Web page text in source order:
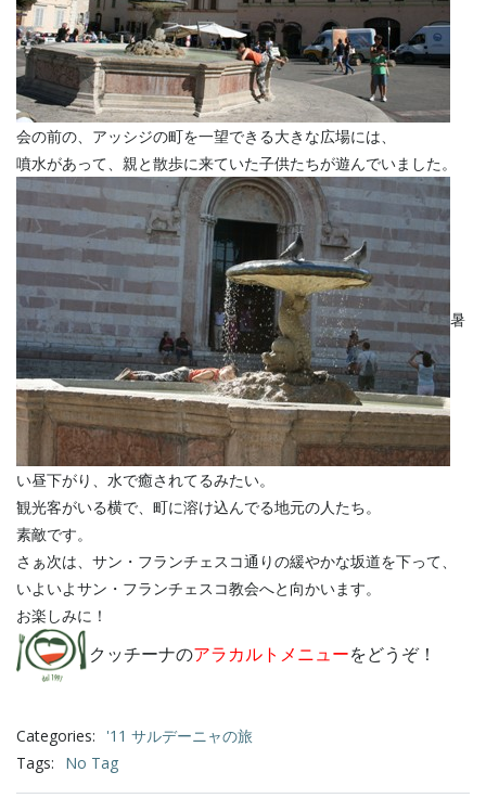
会の前の、アッシジの町を一望できる大きな広場には、
噴水があって、親と散歩に来ていた子供たちが遊んでいました。
暑
い昼下がり、水で癒されてるみたい。
観光客がいる横で、町に溶け込んでる地元の人たち。
素敵です。
さぁ次は、サン・フランチェスコ通りの緩やかな坂道を下って、
いよいよサン・フランチェスコ教会へと向かいます。
お楽しみに！
クッチーナのアラカルトメニューをどうぞ！
Categories:
'11 サルデーニャの旅
Tags:
No Tag